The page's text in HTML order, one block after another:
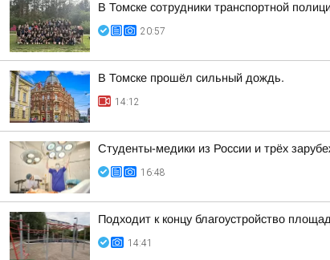
В Томске сотрудники транспортной
20:57
В Томске прошёл сильный дождь.
14:12
Студенты-медики из России и трёх
16:48
Подходит к концу благоустройство
14:41